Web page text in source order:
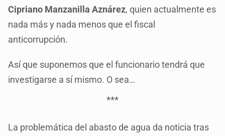
Cipriano Manzanilla Aznárez, quien actualmente es
nada más y nada menos que el fiscal
anticorrupción.
Así que suponemos que el funcionario tendrá que
investigarse a sí mismo. O sea…
***
La problemática del abasto de agua da noticia tras